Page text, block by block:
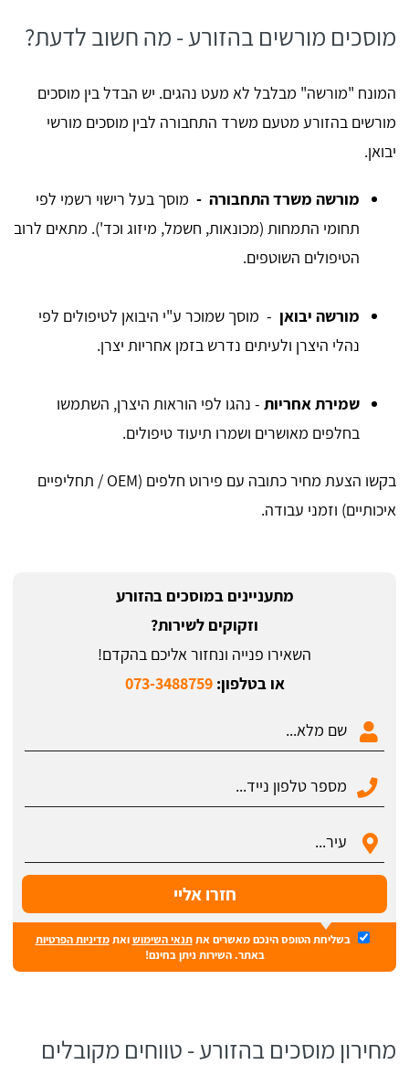
מוסכים מורשים בהזורע - מה חשוב לדעת?
המונח "מורשה" מבלבל לא מעט נהגים. יש הבדל בין מוסכים
מורשים בהזורע מטעם משרד התחבורה לבין מוסכים מורשי
יבואן.
מורשה משרד התחבורה - מוסך בעל רישוי רשמי לפי
תחומי התמחות (מכונאות, חשמל, מיזוג וכד'). מתאים לרוב
הטיפולים השוטפים.
מורשה יבואן - מוסך שמוכר ע"י היבואן לטיפולים לפי
נהלי היצרן ולעיתים נדרש בזמן אחריות יצרן.
שמירת אחריות - נהגו לפי הוראות היצרן, השתמשו
בחלפים מאושרים ושמרו תיעוד טיפולים.
בקשו הצעת מחיר כתובה עם פירוט חלפים (OEM / תחליפיים
איכותיים) וזמני עבודה.
מתעניינים במוסכים בהזורע
וזקוקים לשירות?
השאירו פנייה ונחזור אליכם בהקדם!
או בטלפון:073-3488759
בשליחת הטופס הינכם מאשרים אתתנאי השימושואתמדיניות הפרטיות
באתר. השירות ניתן בחינם!
מחירון מוסכים בהזורע - טווחים מקובלים